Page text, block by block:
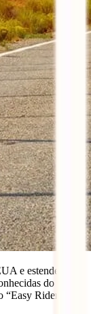
e estende-se
do
Rider” ou